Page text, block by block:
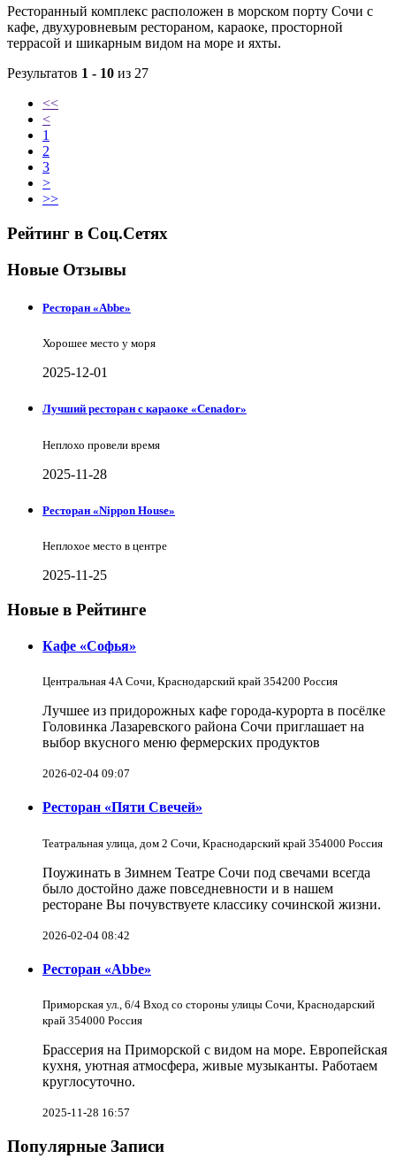
Ресторанный комплекс расположен в морском порту Сочи с
кафе, двухуровневым рестораном, караоке, просторной
террасой и шикарным видом на море и яхты.
Результатов 1 - 10 из 27
<<
<
1
2
3
>
>>
Рейтинг в Соц.Сетях
Новые Отзывы
Ресторан «Abbe»
Хорошее место у моря
2025-12-01
Лучший ресторан с караоке «Cenador»
Неплохо провели время
2025-11-28
Ресторан «Nippon House»
Неплохое место в центре
2025-11-25
Новые в Рейтинге
Кафе «Софья»
Центральная 4А Сочи, Краснодарский край 354200 Россия
Лучшее из придорожных кафе города-курорта в посёлке
Головинка Лазаревского района Сочи приглашает на
выбор вкусного меню фермерских продуктов
2026-02-04 09:07
Ресторан «Пяти Свечей»
Театральная улица, дом 2 Сочи, Краснодарский край 354000 Россия
Поужинать в Зимнем Театре Сочи под свечами всегда
было достойно даже повседневности и в нашем
ресторане Вы почувствуете классику сочинской жизни.
2026-02-04 08:42
Ресторан «Abbe»
Приморская ул., 6/4 Вход со стороны улицы Сочи, Краснодарский
край 354000 Россия
Брассерия на Приморской с видом на море. Европейская
кухня, уютная атмосфера, живые музыканты. Работаем
круглосуточно.
2025-11-28 16:57
Популярные Записи